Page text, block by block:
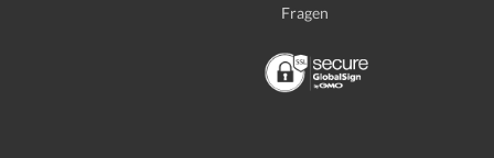
Fragen